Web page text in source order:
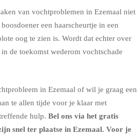
van vochtproblemen in Ezemaal niet
een haarscheurtje in een
oog te zien is. Wordt dat echter over
de toekomst wederom vochtschade
in Ezemaal of wil je graag een
te allen tijde voor je klaar met
hulp. Bel ons via het gratis
snel ter plaatse in Ezemaal. Voor je